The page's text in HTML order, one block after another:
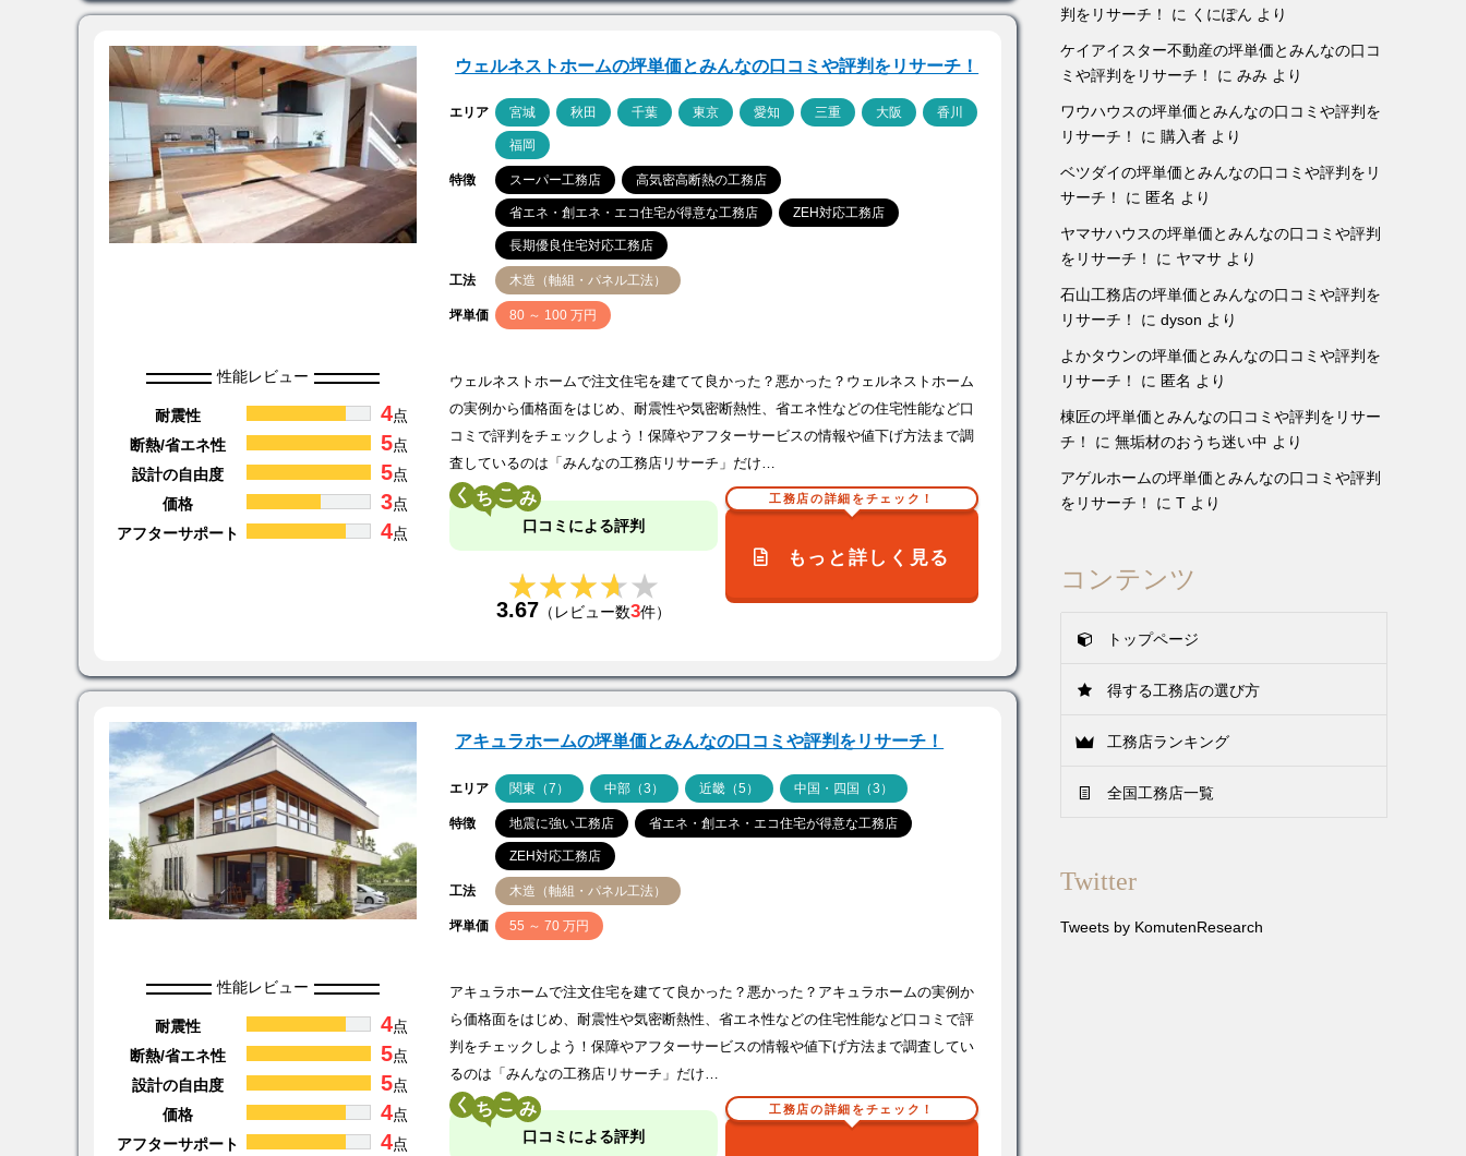
ウェルネストホームの坪単価とみんなの口コミや評判をリサーチ！
エリア 宮城 秋田 千葉 東京 愛知 三重 大阪 香川
福岡
特徴 スーパー工務店 高気密高断熱の工務店
省エネ・創エネ・エコ住宅が得意な工務店 ZEH対応工務店
長期優良住宅対応工務店
工法 木造（軸組・パネル工法）
坪単価 80 ～ 100 万円
性能レビュー
耐震性 4点
断熱/省エネ性
5点
設計の自由度
5点
価格
3点
アフターサポート
4点
ウェルネストホームで注文住宅を建てて良かった？悪かった？ウェルネストホーム
の実例から価格面をはじめ、耐震性や気密断熱性、省エネ性などの住宅性能など口
コミで評判をチェックしよう！保障やアフターサービスの情報や値下げ方法まで調
査しているのは「みんなの工務店リサーチ」だけ…
く こ
口コミによる評判
★★★★★
★★★★★
3.67 （レビュー数3件）
工務店の詳細をチェック！
もっと詳しく見る
アキュラホームの坪単価とみんなの口コミや評判をリサーチ！
エリア 関東（7） 中部（3） 近畿（5） 中国・四国（3）
特徴 地震に強い工務店 省エネ・創エネ・エコ住宅が得意な工務店
ZEH対応工務店
工法 木造（軸組・パネル工法）
坪単価 55 ～ 70 万円
性能レビュー
耐震性 4点
断熱/省エネ性
5点
設計の自由度
5点
価格
4点
アフターサポート
4点
アキュラホームで注文住宅を建てて良かった？悪かった？アキュラホームの実例か
ら価格面をはじめ、耐震性や気密断熱性、省エネ性などの住宅性能など口コミで評
判をチェックしよう！保障やアフターサービスの情報や値下げ方法まで調査してい
るのは「みんなの工務店リサーチ」だけ…
く こ
口コミによる評判
工務店の詳細をチェック！
判をリサーチ！
に くにぽん より
ケイアイスター不動産の坪単価とみんなの口コ
ミや評判をリサーチ！
に みみ より
ワウハウスの坪単価とみんなの口コミや評判を
リサーチ！
に 購入者 より
ベツダイの坪単価とみんなの口コミや評判をリ
サーチ！
に 匿名 より
ヤマサハウスの坪単価とみんなの口コミや評判
をリサーチ！
に ヤマサ より
石山工務店の坪単価とみんなの口コミや評判を
リサーチ！
に dyson より
よかタウンの坪単価とみんなの口コミや評判を
リサーチ！
に 匿名 より
棟匠の坪単価とみんなの口コミや評判をリサー
チ！
に 無垢材のおうち迷い中 より
アゲルホームの坪単価とみんなの口コミや評判
をリサーチ！
に T より
コンテンツ
トップページ
得する工務店の選び方
工務店ランキング
全国工務店一覧
Twitter
Tweets by KomutenResearch